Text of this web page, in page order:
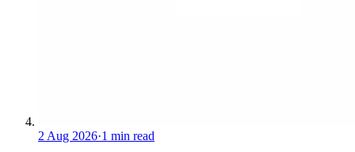
2 Aug 2026·1 min read